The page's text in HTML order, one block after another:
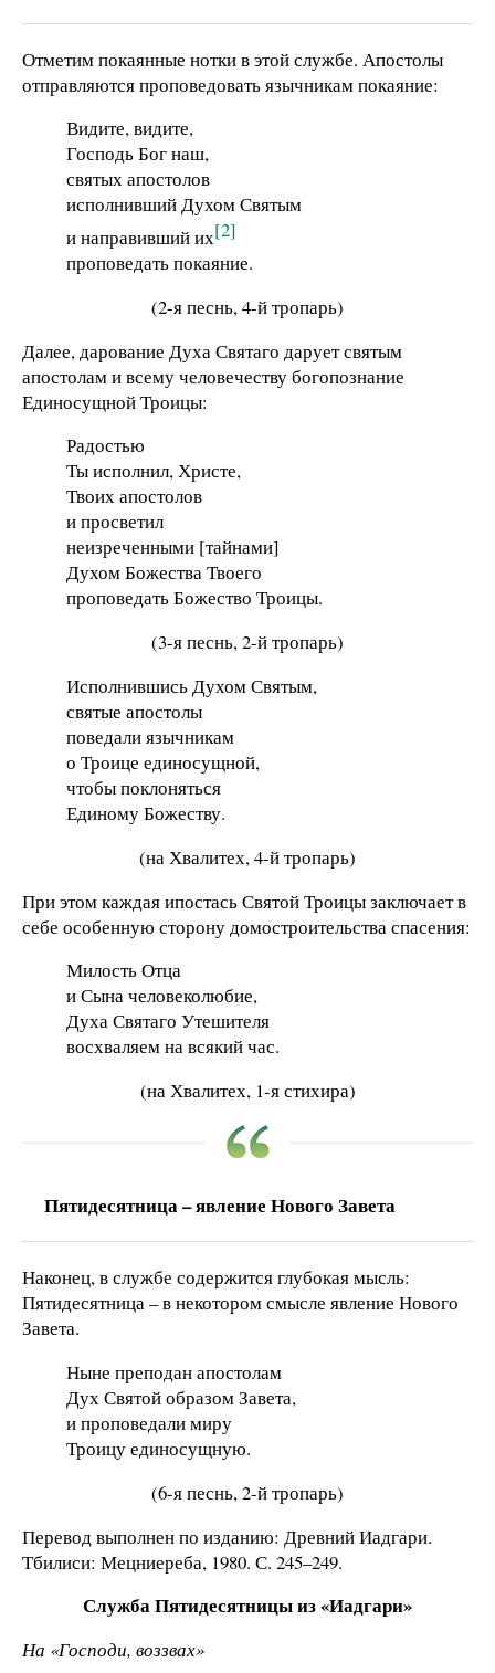
Отметим покаянные нотки в этой службе. Апостолы
отправляются проповедовать язычникам покаяние:
Видите, видите,
Господь Бог наш,
святых апостолов
исполнивший Духом Святым
и направивший их[2]
проповедать покаяние.
(2-я песнь, 4-й тропарь)
Далее, дарование Духа Святаго дарует святым
апостолам и всему человечеству богопознание
Единосущной Троицы:
Радостью
Ты исполнил, Христе,
Твоих апостолов
и просветил
неизреченными [тайнами]
Духом Божества Твоего
проповедать Божество Троицы.
(3-я песнь, 2-й тропарь)
Исполнившись Духом Святым,
святые апостолы
поведали язычникам
о Троице единосущной,
чтобы поклоняться
Единому Божеству.
(на Хвалитех, 4-й тропарь)
При этом каждая ипостась Святой Троицы заключает в
себе особенную сторону домостроительства спасения:
Милость Отца
и Сына человеколюбие,
Духа Святаго Утешителя
восхваляем на всякий час.
(на Хвалитех, 1-я стихира)
Пятидесятница – явление Нового Завета
Наконец, в службе содержится глубокая мысль:
Пятидесятница – в некотором смысле явление Нового
Завета.
Ныне преподан апостолам
Дух Святой образом Завета,
и проповедали миру
Троицу единосущную.
(6-я песнь, 2-й тропарь)
Перевод выполнен по изданию: Древний Иадгари.
Тбилиси: Мецниереба, 1980. С. 245–249.
Служба Пятидесятницы из «Иадгари»
На «Господи, воззвах»